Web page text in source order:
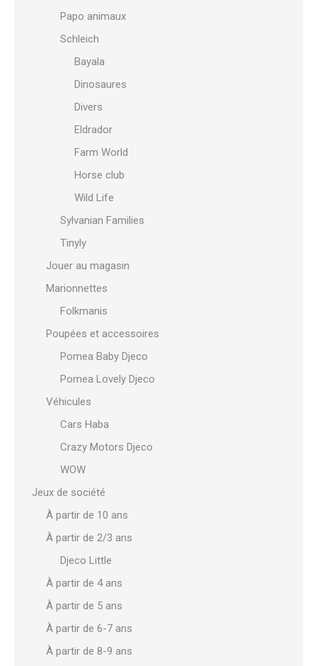
Papo animaux
Schleich
Bayala
Dinosaures
Divers
Eldrador
Farm World
Horse club
Wild Life
Sylvanian Families
Tinyly
Jouer au magasin
Marionnettes
Folkmanis
Poupées et accessoires
Pomea Baby Djeco
Pomea Lovely Djeco
Véhicules
Cars Haba
Crazy Motors Djeco
WOW
Jeux de société
À partir de 10 ans
À partir de 2/3 ans
Djeco Little
À partir de 4 ans
À partir de 5 ans
À partir de 6-7 ans
À partir de 8-9 ans